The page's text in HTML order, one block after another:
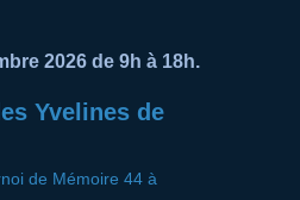
2026 de 9h à 18h.
Yvelines de
de Mémoire 44 à